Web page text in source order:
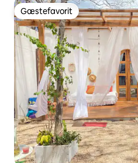
Gæstefavorit
Gæstefavorit